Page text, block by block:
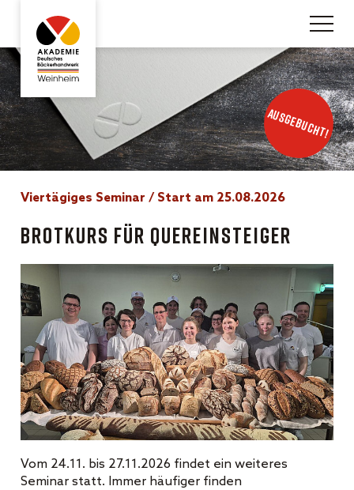
Viertägiges Seminar / Start am 25.08.2026
Brotkurs für Quereinsteiger
Vom 24.11. bis 27.11.2026 findet ein weiteres
Seminar statt. Immer häufiger finden